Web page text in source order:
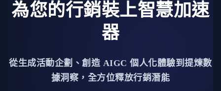
為您的行銷裝上智慧加速
器
從生成活動企劃、創造 AIGC 個人化體驗到提煉數
據洞察，全方位釋放行銷潛能